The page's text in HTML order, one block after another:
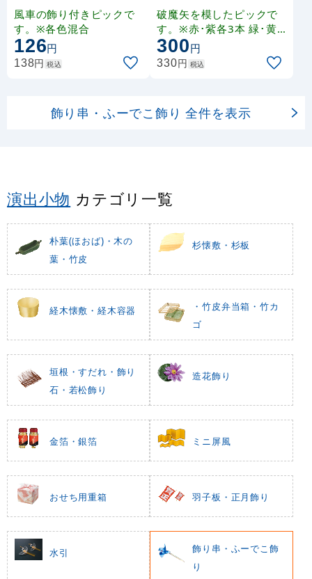
風車の飾り付きピックで
す。※各色混合
126円
138円 税込
2本 (W23478)
破魔矢を模したピックで
す。※赤･紫各3本 緑･黄
各2本 アソート
300円
330円 税込
飾り串・ふーでこ飾り 全件を表示
演出小物 カテゴリ一覧
朴葉(ほおば)・木の
葉・竹皮
杉懐敷・杉板
経木懐敷・経木容器
・竹皮弁当箱・竹カ
ゴ
垣根・すだれ・飾り
石・若松飾り
造花飾り
金箔・銀箔 ミニ屏風
おせち用重箱 羽子板・正月飾り
水引
飾り串・ふーでこ飾
り